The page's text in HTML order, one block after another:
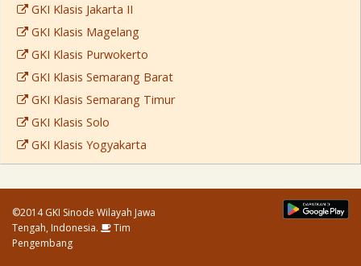
GKI Klasis Jakarta II
GKI Klasis Magelang
GKI Klasis Purwokerto
GKI Klasis Semarang Barat
GKI Klasis Semarang Timur
GKI Klasis Solo
GKI Klasis Yogyakarta
©2014 GKI Sinode Wilayah Jawa
Tengah, Indonesia.
Tim
Pengembang